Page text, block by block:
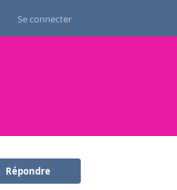
Se connecter
Répondre